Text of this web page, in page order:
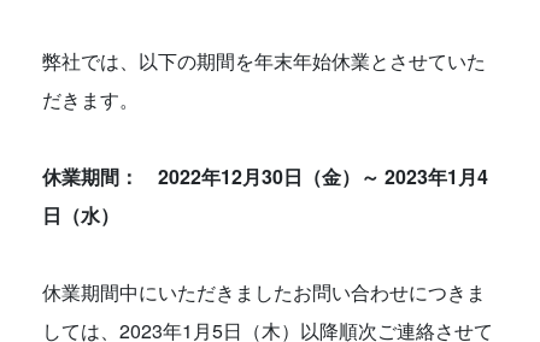
弊社では、以下の期間を年末年始休業とさせていた
だきます。
休業期間： 2022年12月30日（金）～ 2023年1月4
日（水）
休業期間中にいただきましたお問い合わせにつきま
しては、2023年1月5日（木）以降順次ご連絡させて